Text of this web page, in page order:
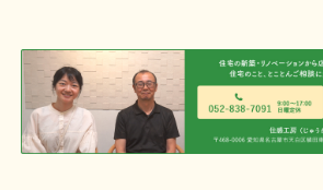
ビ
ゲ
ー
シ